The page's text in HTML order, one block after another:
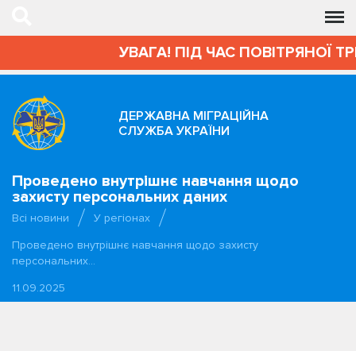
УВАГА! ПІД ЧАС ПОВІТРЯНОЇ
ДЕРЖАВНА МІГРАЦІЙНА
СЛУЖБА УКРАЇНИ
Проведено внутрішнє навчання щодо
захисту персональних даних
Всі новини
У регіонах
Проведено внутрішнє навчання щодо захисту
персональних…
11.09.2025